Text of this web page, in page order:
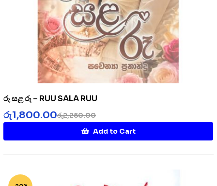
රූ සළ රූ – RUU SALA RUU
රු2,250.00
රු1,800.00
Add to Cart